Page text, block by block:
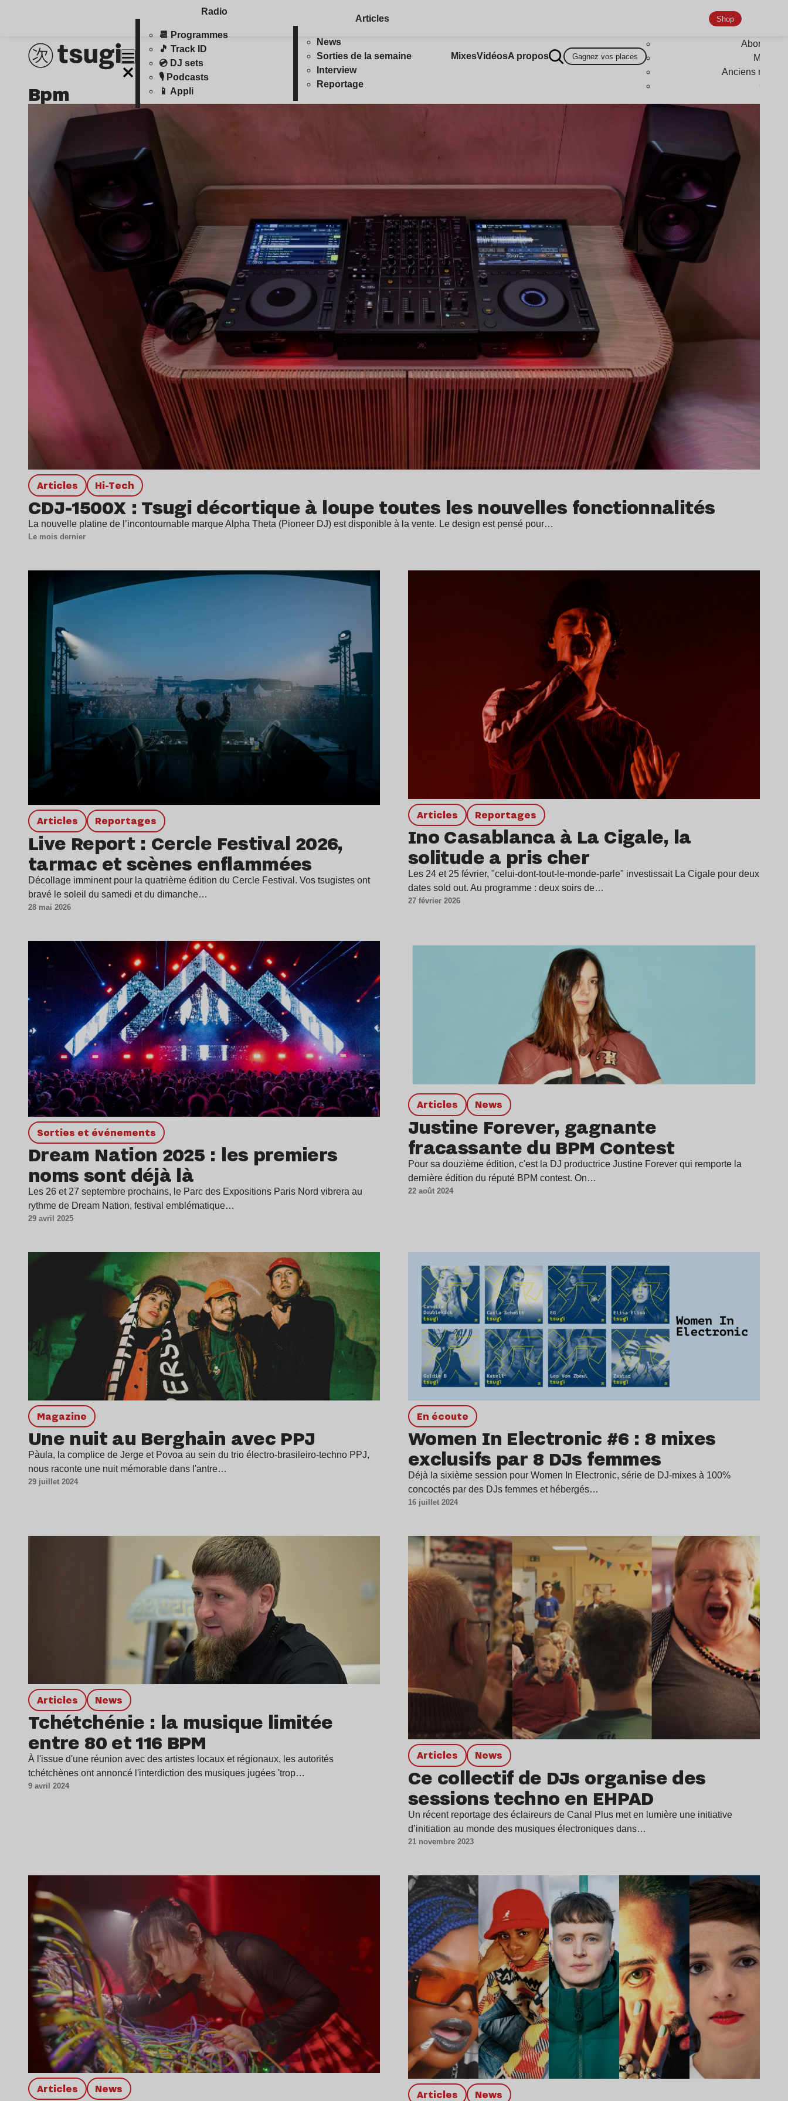
Radio
📆 Programmes
🎵 Track ID
💿 DJ sets
🎙️ Podcasts
📱 Appli
Articles
News
Sorties de la semaine
Interview
Reportage
MixesVidéosA propos Gagnez vos places
Shop
Anciens
bpm
Articles Hi-Tech
CDJ-1500X : Tsugi décortique à loupe toutes les nouvelles fonctionnalités
La nouvelle platine de l’incontournable marque Alpha Theta (Pioneer DJ) est disponible à la vente. Le design est pensé pour…
Le mois dernier
Articles Reportages
Live Report : Cercle Festival 2026,
tarmac et scènes enflammées
Décollage imminent pour la quatrième édition du Cercle Festival. Vos tsugistes ont
bravé le soleil du samedi et du dimanche…
28 mai 2026
Articles Reportages
Ino Casablanca à La Cigale, la
solitude a pris cher
Les 24 et 25 février, "celui-dont-tout-le-monde-parle" investissait La Cigale pour deux
dates sold out. Au programme : deux soirs de…
27 février 2026
Sorties et événements
Dream Nation 2025 : les premiers
noms sont déjà là
Les 26 et 27 septembre prochains, le Parc des Expositions Paris Nord vibrera au
rythme de Dream Nation, festival emblématique…
29 avril 2025
Articles news
Justine Forever, gagnante
fracassante du BPM Contest
Pour sa douzième édition, c'est la DJ productrice Justine Forever qui remporte la
dernière édition du réputé BPM contest. On…
22 août 2024
magazine
Une nuit au Berghain avec PPJ
Pàula, la complice de Jerge et Povoa au sein du trio électro-brasileiro-techno PPJ,
nous raconte une nuit mémorable dans l'antre…
29 juillet 2024
en écoute
Women In Electronic #6 : 8 mixes
exclusifs par 8 DJs femmes
Déjà la sixième session pour Women In Electronic, série de DJ-mixes à 100%
concoctés par des DJs femmes et hébergés…
16 juillet 2024
Articles news
Tchétchénie : la musique limitée
entre 80 et 116 BPM
À l'issue d'une réunion avec des artistes locaux et régionaux, les autorités
tchétchènes ont annoncé l'interdiction des musiques jugées 'trop…
9 avril 2024
Articles news
Ce collectif de DJs organise des
sessions techno en EHPAD
Un récent reportage des éclaireurs de Canal Plus met en lumière une initiative
d’initiation au monde des musiques électroniques dans…
21 novembre 2023
Articles news Articles news